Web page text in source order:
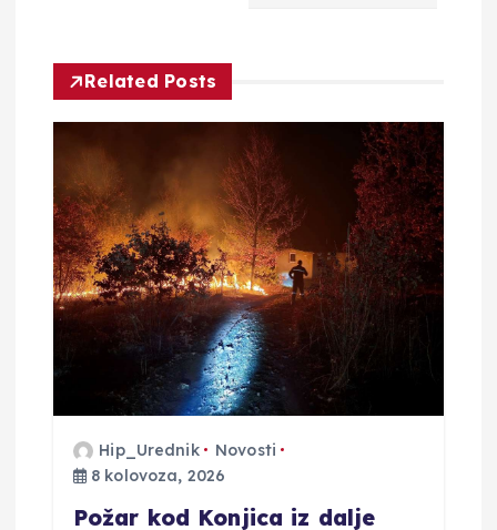
c
a
o
b
a
Related Posts
Hip_Urednik
Novosti
8 kolovoza, 2026
Požar kod Konjica iz dalje